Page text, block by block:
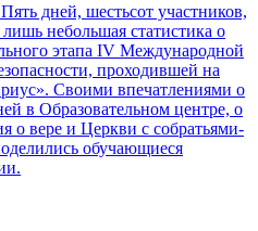
Пять дней, шестьсот участников,
небольшая статистика о
этапа IV Международной
проходившей на
Своими впечатлениями о
в Образовательном центре, о
о вере и Церкви с собратьями-
обучающиеся